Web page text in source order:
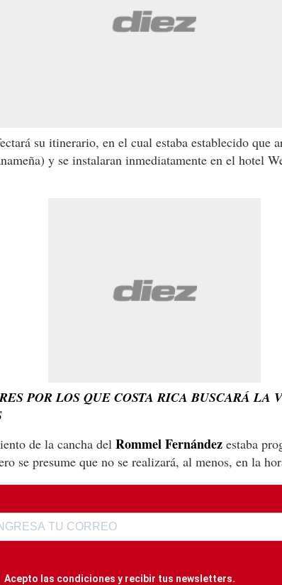
su itinerario, en el cual estaba establecido que
y se instalaran inmediatamente en el hotel
POR LOS QUE COSTA RICA BUSCARÁ LA
de la cancha del Rommel Fernández estaba
se presume que no se realizará, al menos, en la
Acepto las condiciones y recibir tus newsletters.